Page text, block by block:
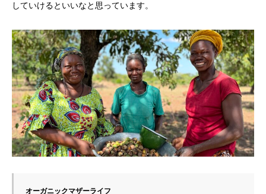
していけるといいなと思っています。
オーガニックマザーライフ